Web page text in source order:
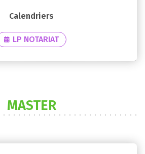
LP NOTARIAT
MASTER